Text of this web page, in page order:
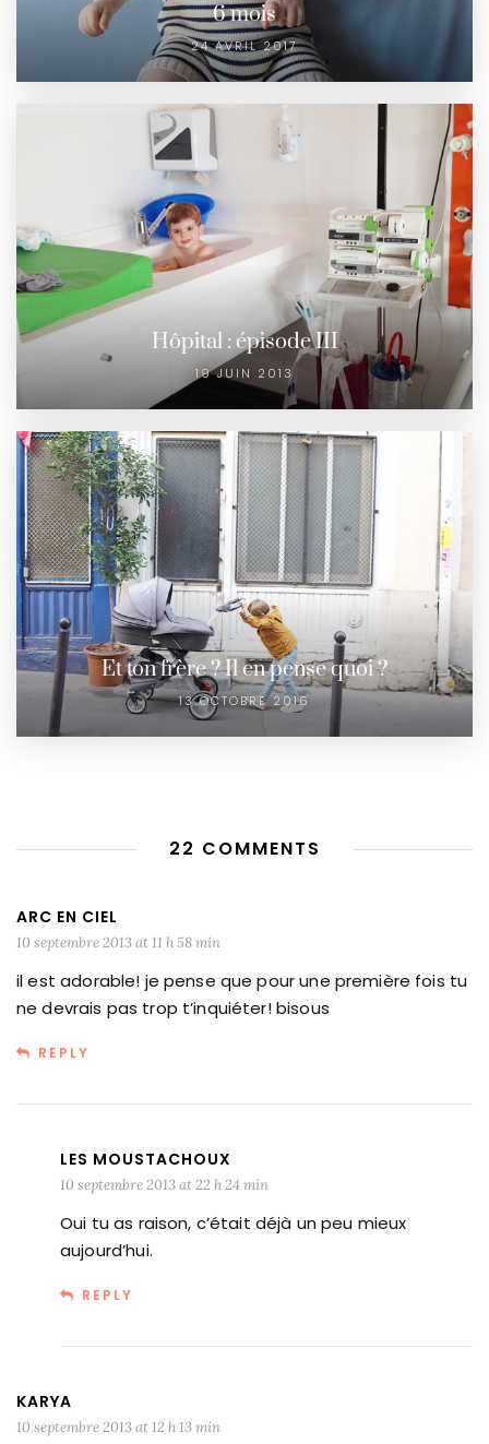
6 mois
24 AVRIL 2017
Hôpital : épisode III
19 JUIN 2013
Et ton frère ? Il en pense quoi ?
13 OCTOBRE 2016
22 COMMENTS
ARC EN CIEL
10 septembre 2013 at 11 h 58 min
il est adorable! je pense que pour une première fois tu
ne devrais pas trop t’inquiéter! bisous
REPLY
LES MOUSTACHOUX
10 septembre 2013 at 22 h 24 min
Oui tu as raison, c’était déjà un peu mieux
aujourd’hui.
REPLY
KARYA
10 septembre 2013 at 12 h 13 min